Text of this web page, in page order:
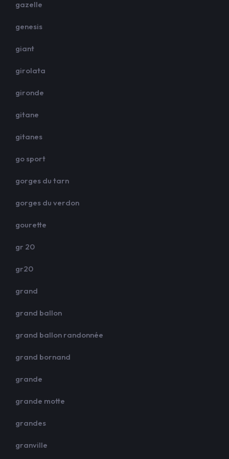
gazelle
genesis
giant
girolata
gironde
gitane
gitanes
go sport
gorges du tarn
gorges du verdon
gourette
gr 20
gr20
grand
grand ballon
grand ballon randonnée
grand bornand
grande
grande motte
grandes
granville